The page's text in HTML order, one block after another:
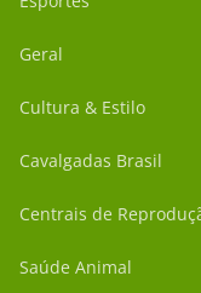
Geral
Cultura & Estilo
Cavalgadas Brasil
Centrais de
Saúde Animal